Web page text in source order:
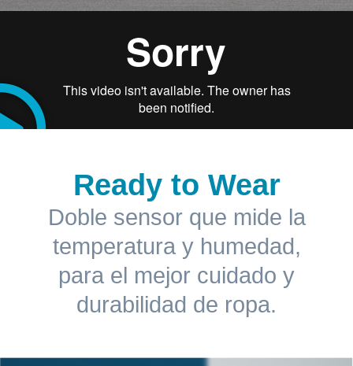
Ready to Wear
Doble sensor que mide la
temperatura y humedad,
para el mejor cuidado y
durabilidad de ropa.